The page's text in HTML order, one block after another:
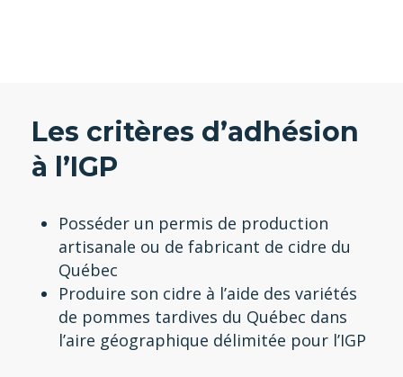
Les critères d’adhésion
à l’IGP
Posséder un permis de production
artisanale ou de fabricant de cidre du
Québec
Produire son cidre à l’aide des variétés
de pommes tardives du Québec dans
l’aire géographique délimitée pour l’IGP